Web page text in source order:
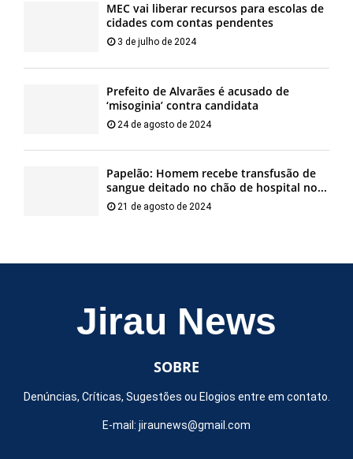
MEC vai liberar recursos para escolas de
cidades com contas pendentes
3 de julho de 2024
Prefeito de Alvarães é acusado de
‘misoginia’ contra candidata
24 de agosto de 2024
Papelão: Homem recebe transfusão de
sangue deitado no chão de hospital no...
21 de agosto de 2024
Jirau News
SOBRE
Denúncias, Críticas, Sugestões ou Elogios entre em contato.
E-mail: jiraunews@gmail.com